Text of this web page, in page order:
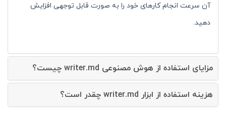
آن سرعت انجام کارهای خود را به صورت قابل توجهی افزایش
دهید.
مزایای استفاده از هوش مصنوعی writer.md چیست؟
هزینه استفاده از ابزار writer.md چقدر است؟